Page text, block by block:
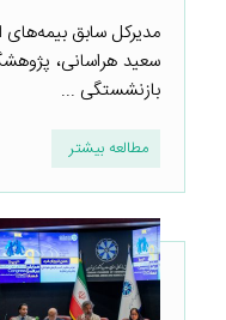
مدیرکل سابق
سعید هراسانی،
بازنشستگی ...
مطالعه بیشتر